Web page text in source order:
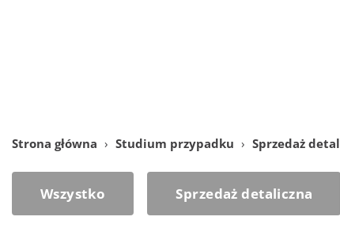
Strona główna › Studium przypadku › Sprzedaż
Wszystko Sprzedaż detaliczna